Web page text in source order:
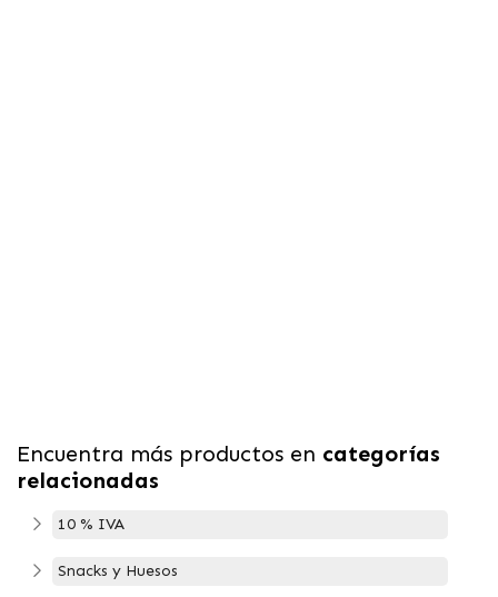
Encuentra más productos en categorías
relacionadas
10 % IVA
Snacks y Huesos